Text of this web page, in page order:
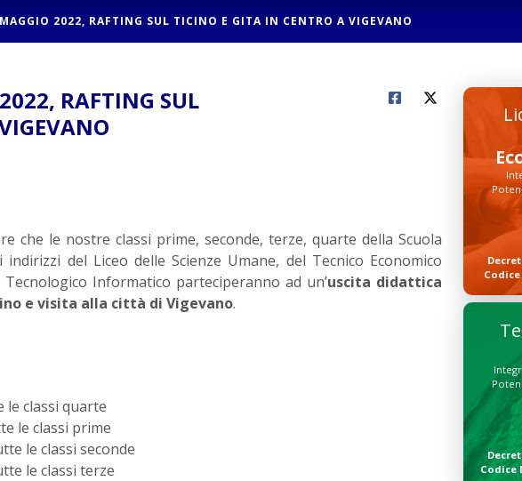
2022, RAFTING SUL TICINO E GITA IN CENTRO A VIGEVANO
RAFTING SUL
che le nostre classi prime, seconde, terze, quarte della Scuola
indirizzi del Liceo delle Scienze Umane, del Tecnico Economico
Informatico parteciperanno ad un’uscita didattica
e visita alla città di Vigevano.
classi quarte
le classi prime
le classi seconde
le classi terze
Codice